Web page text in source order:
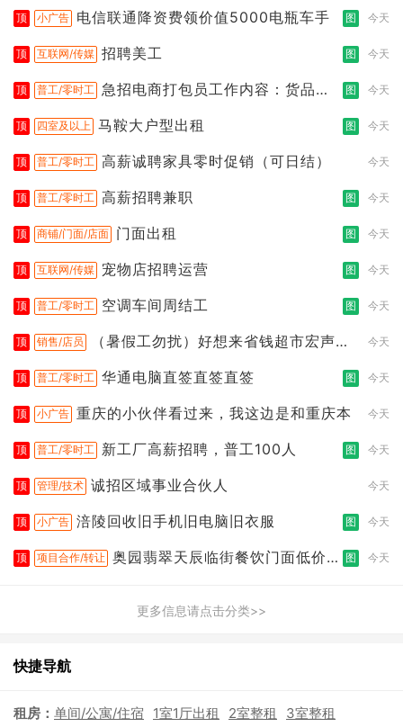
顶 小广告 电信联通降资费领价值5000电瓶车手 图 今天
顶 互联网/传媒 招聘美工 图 今天
顶 普工/零时工 急招电商打包员工作内容：货品分
图 今天
顶 四室及以上 马鞍大户型出租 图 今天
顶 普工/零时工 高薪诚聘家具零时促销（可日结） 今天
顶 普工/零时工 高薪招聘兼职 图 今天
顶 商铺/门面/店面 门面出租 图 今天
顶 互联网/传媒 宠物店招聘运营 图 今天
顶 普工/零时工 空调车间周结工 图 今天
顶 销售/店员
（暑假工勿扰）好想来省钱超市宏声桥
今天
顶 普工/零时工 华通电脑直签直签直签 图 今天
顶 小广告 重庆的小伙伴看过来，我这边是和重庆本 今天
顶 普工/零时工 新工厂高薪招聘，普工100人 图 今天
顶 管理/技术 诚招区域事业合伙人 今天
顶 小广告 涪陵回收旧手机旧电脑旧衣服 图 今天
顶 项目合作/转让 奥园翡翠天辰临街餐饮门面低价转
图 今天
更多信息请点击分类>>
快捷导航
租房： 单间/公寓/住宿 1室1厅出租 2室整租 3室整租